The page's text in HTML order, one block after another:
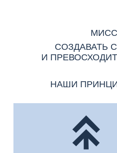
СОЗДАВАТЬ
И
НАШИ